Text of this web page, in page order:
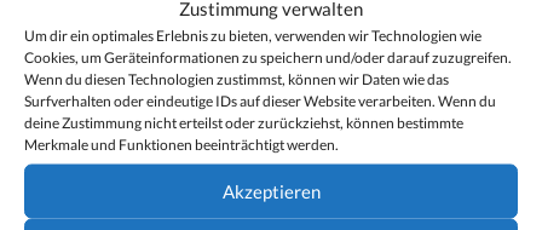
Zustimmung verwalten
Um dir ein optimales Erlebnis zu bieten, verwenden wir Technologien wie
Cookies, um Geräteinformationen zu speichern und/oder darauf zuzugreifen.
Wenn du diesen Technologien zustimmst, können wir Daten wie das
Surfverhalten oder eindeutige IDs auf dieser Website verarbeiten. Wenn du
deine Zustimmung nicht erteilst oder zurückziehst, können bestimmte
Merkmale und Funktionen beeinträchtigt werden.
Akzeptieren
Finden Sie Ihr Thema…